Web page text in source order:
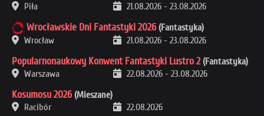
Piła
21.08.2026 - 23.08.2026
Wrocławskie Dni Fantastyki 2026 (Fantastyka)
Wrocław
21.08.2026 - 23.08.2026
Popularnonaukowy Konwent Fantastyki Lustro 2 (Fantastyka)
Warszawa
22.08.2026 - 23.08.2026
Kosumosu 2026 (Mieszane)
Racibór
22.08.2026